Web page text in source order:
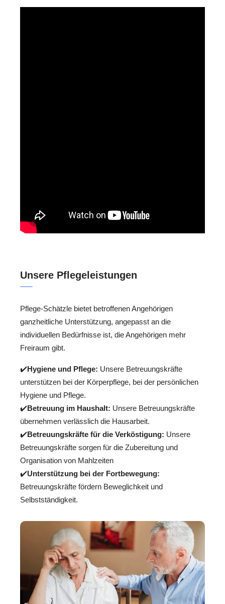
Unsere Pflegeleistungen
Pflege-Schätzle bietet betroffenen Angehörigen
ganzheitliche Unterstützung, angepasst an die
individuellen Bedürfnisse ist, die Angehörigen mehr
Freiraum gibt.
✔️Hygiene und Pflege: Unsere Betreuungskräfte
unterstützen bei der Körperpflege, bei der persönlichen
Hygiene und Pflege.
✔️Betreuung im Haushalt: Unsere Betreuungskräfte
übernehmen verlässlich die Hausarbeit.
✔️Betreuungskräfte für die Verköstigung: Unsere
Betreuungskräfte sorgen für die Zubereitung und
Organisation von Mahlzeiten
✔️Unterstützung bei der Fortbewegung:
Betreuungskräfte fördern Beweglichkeit und
Selbstständigkeit.